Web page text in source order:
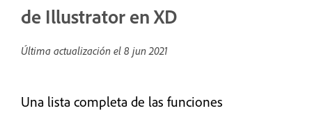
de Illustrator en XD
Última actualización el 8 jun 2021
Una lista completa de las funciones